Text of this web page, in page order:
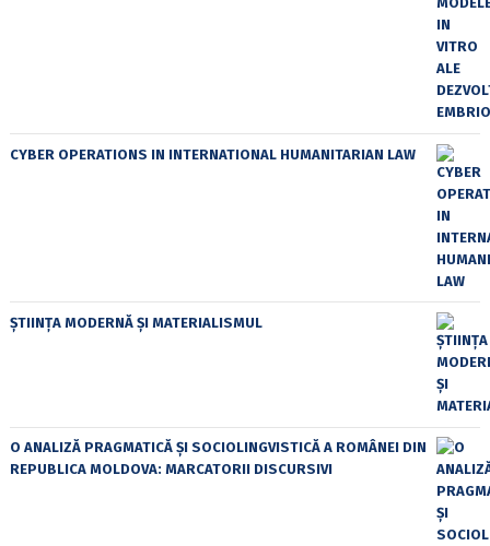
CYBER OPERATIONS IN INTERNATIONAL HUMANITARIAN LAW
ȘTIINȚA MODERNĂ ȘI MATERIALISMUL
O ANALIZĂ PRAGMATICĂ ȘI SOCIOLINGVISTICĂ A ROMÂNEI DIN
REPUBLICA MOLDOVA: MARCATORII DISCURSIVI